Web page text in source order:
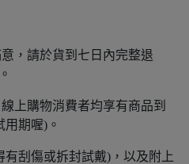
，請於貨到七日內完整退
上購物消費者均享有商品到
期喔)。
刮傷或拆封試戴)，以及附上